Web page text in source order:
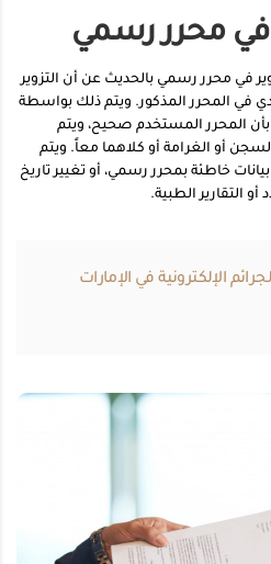
في محرر رسمي
في محرر رسمي بالحديث عن أن التزوير
في المحرر المذكور. ويتم ذلك بواسطة
بأن المحرر المستخدم صحيح، ويتم
أو الغرامة أو كلاهما معاً. ويتم
خاطئة بمحرر رسمي، أو تغيير تاريخ
التقارير الطبية.
الإلكترونية في الإمارات